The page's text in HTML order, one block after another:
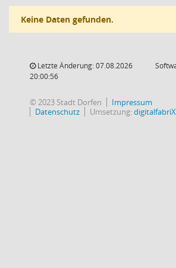
Keine Daten gefunden.
Letzte Änderung: 07.08.2026
20:00:56
© 2023 Stadt Dorfen
Impressum
Datenschutz
Umsetzung: